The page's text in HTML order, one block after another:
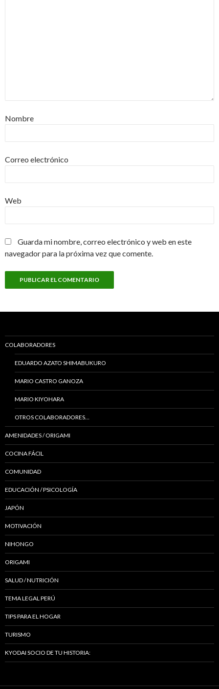
Nombre
Correo electrónico
Web
Guarda mi nombre, correo electrónico y web en este
navegador para la próxima vez que comente.
COLABORADORES
EDUARDO AZATO SHIMABUKURO
MARIO CASTRO GANOZA
MARIO KIYOHARA
OTROS COLABORADORES…
AMENIDADES / ORIGAMI
COCINA FÁCIL
COMUNIDAD
EDUCACIÓN / PSICOLOGÍA
JAPÓN
MOTIVACIÓN
NIHONGO
ORIGAMI
SALUD / NUTRICIÓN
TEMA LEGAL PERÚ
TIPS PARA EL HOGAR
TURISMO
KYODAI SOCIO DE TU HISTORIA: